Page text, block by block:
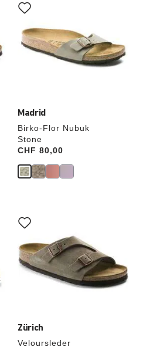
Madrid
Birko-Flor Nubuk
Stone
Price:
CHF 80,00
Anklicken
der
Farben
werden
die
Produktbilder
Zürich
Veloursleder
Anklicken
der
Farben
werden
die
Produktbilder
aktualisiert.